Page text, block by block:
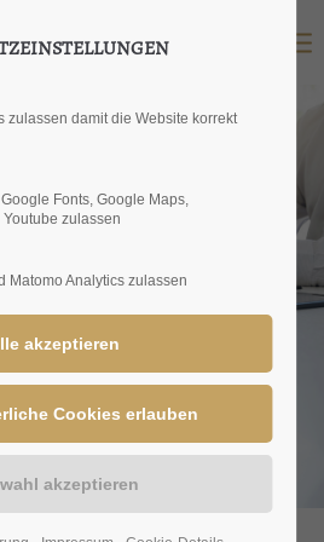
zulassen damit die Website korrekt
Fonts, Google Maps,
zulassen
Matomo Analytics zulassen